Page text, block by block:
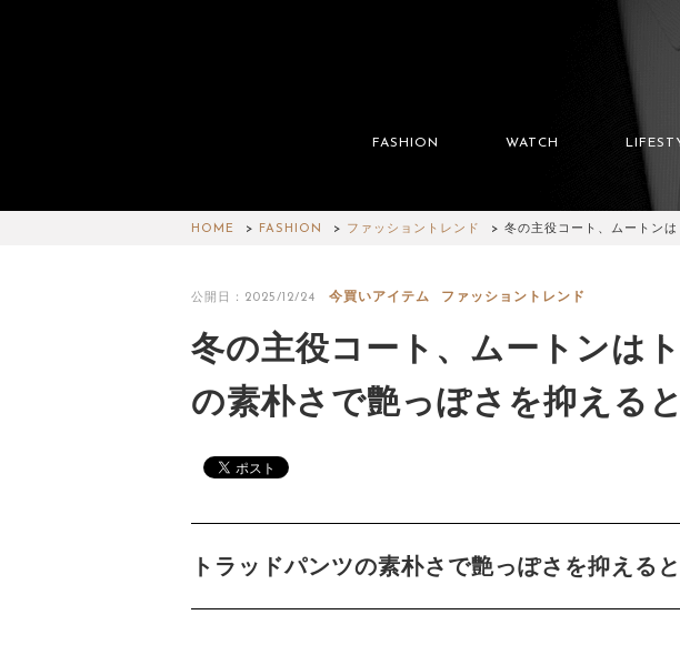
FASHION WATCH
HOME FASHION ファッショントレンド 冬の主役コート、ムートン
公開日：2025/12/24 今買いアイテム ファッショントレンド
冬の主役コート、ムートンは
の素朴さで艶っぽさを抑える
トラッドパンツの素朴さで艶っぽさを抑える